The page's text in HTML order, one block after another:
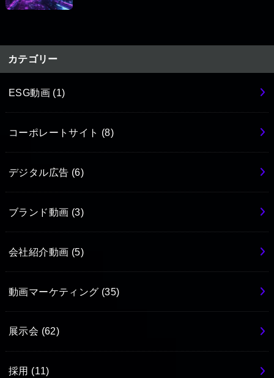
カテゴリー
ESG動画 (1)
コーポレートサイト (8)
デジタル広告 (6)
ブランド動画 (3)
会社紹介動画 (5)
動画マーケティング (35)
展示会 (62)
採用 (11)